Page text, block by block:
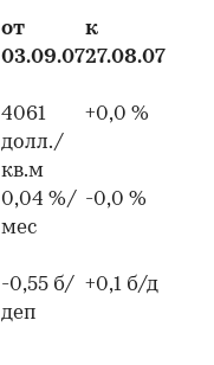
от
03.09.07
к
27.08.07
4061
долл./
кв.м
+0,0 %
0,04 %/
мес
-0,0 %
-0,55 б/
деп
+0,1 б/д